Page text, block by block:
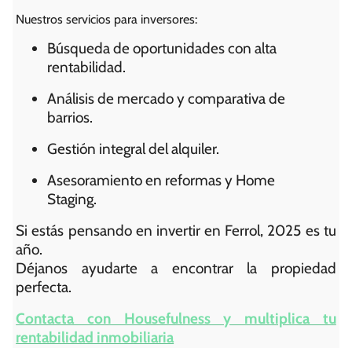
Nuestros servicios para inversores:
Búsqueda de oportunidades con alta
rentabilidad.
Análisis de mercado y comparativa de
barrios.
Gestión integral del alquiler.
Asesoramiento en reformas y Home
Staging.
Si estás pensando en invertir en Ferrol, 2025 es tu
año.
Déjanos ayudarte a encontrar la propiedad
perfecta.
Contacta con Housefulness y multiplica tu
rentabilidad inmobiliaria